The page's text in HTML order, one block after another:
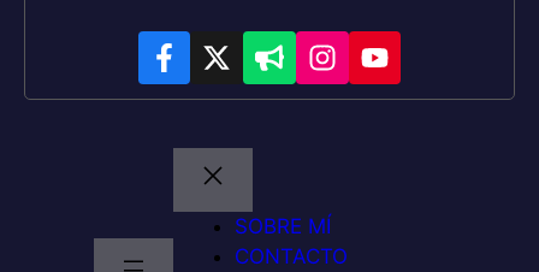
SOBRE MÍ
CONTACTO